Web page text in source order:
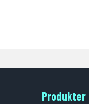
Produkter